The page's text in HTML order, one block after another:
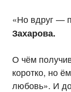
«Но вдруг —
Захарова.
О чём
коротко, но
любовь». И